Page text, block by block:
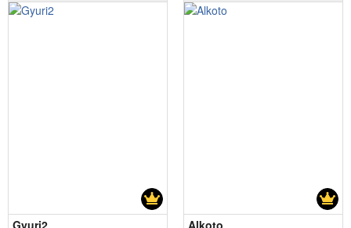
Gyuri2
Alkoto